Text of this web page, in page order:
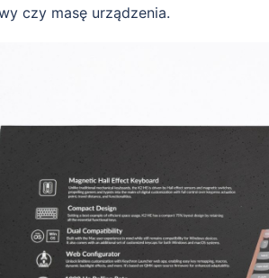
czy masę urządzenia.